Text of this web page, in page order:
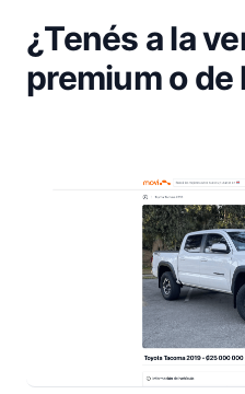
¿Tenés a la
premium o de